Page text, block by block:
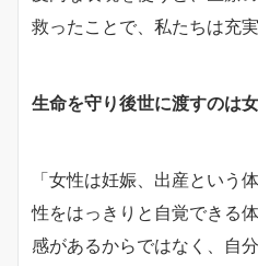
救ったことで、私たちは充
生命を守り後世に渡すのは
「女性は妊娠、出産という
性をはっきりと自覚できる
感があるからではなく、自